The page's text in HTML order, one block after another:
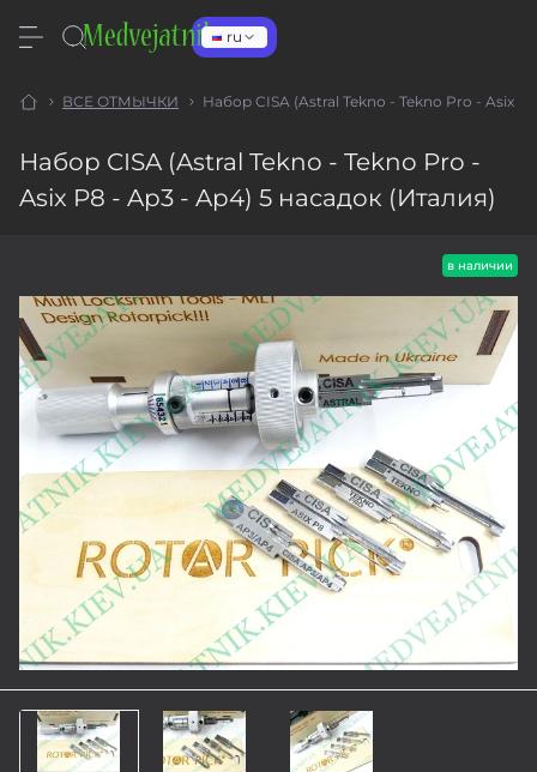
ru
ВСЕ ОТМЫЧКИ Набор CISA (Astral Tekno - Tekno Pro - Asix
Набор CISA (Astral Tekno - Tekno Pro -
Asix P8 - Ap3 - Ap4) 5 насадок (Италия)
в наличии